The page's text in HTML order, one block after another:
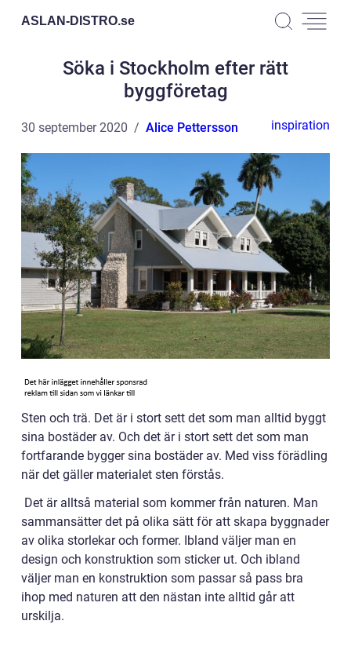
ASLAN-DISTRO.se
Söka i Stockholm efter rätt
byggföretag
30 september 2020 Alice Pettersson inspiration
Sten och trä. Det är i stort sett det som man alltid byggt
sina bostäder av. Och det är i stort sett det som man
fortfarande bygger sina bostäder av. Med viss förädling
när det gäller materialet sten förstås.
Det är alltså material som kommer från naturen. Man
sammansätter det på olika sätt för att skapa byggnader
av olika storlekar och former. Ibland väljer man en
design och konstruktion som sticker ut. Och ibland
väljer man en konstruktion som passar så pass bra
ihop med naturen att den nästan inte alltid går att
urskilja.